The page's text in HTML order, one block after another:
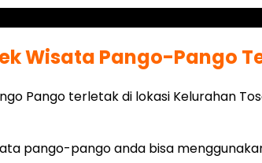
Wisata Pango-Pango
Pango terletak di lokasi Kelurahan
pango-pango anda bisa